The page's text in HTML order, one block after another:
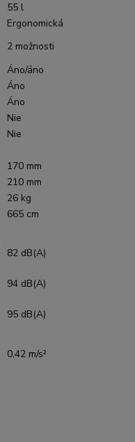
55 l
Ergonomická
2 možnosti
Áno/áno
Áno
Áno
Nie
Nie
170 mm
210 mm
26 kg
665 cm
82 dB(A)
94 dB(A)
95 dB(A)
0,42 m/s²